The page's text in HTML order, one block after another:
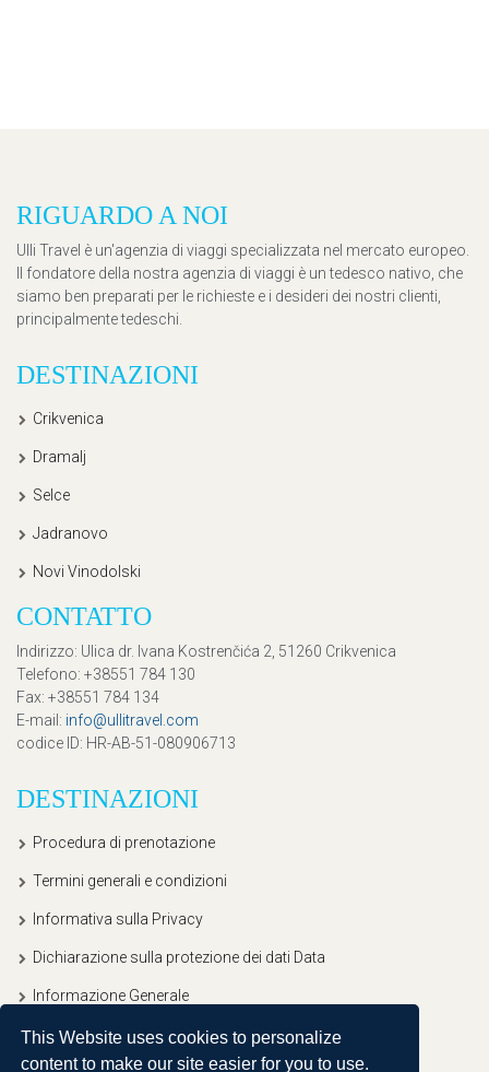
This Website uses cookies to personalize
content to make our site easier for you to use.
RIGUARDO A NOI
Ulli Travel è un'agenzia di viaggi specializzata nel mercato europeo.
Il fondatore della nostra agenzia di viaggi è un tedesco nativo, che
siamo ben preparati per le richieste e i desideri dei nostri clienti,
principalmente tedeschi.
DESTINAZIONI
Crikvenica
Dramalj
Selce
Jadranovo
Novi Vinodolski
CONTATTO
Indirizzo: Ulica dr. Ivana Kostrenčića 2, 51260 Crikvenica
Telefono: +38551 784 130
Fax: +38551 784 134
E-mail: info@ullitravel.com
codice ID: HR-AB-51-080906713
DESTINAZIONI
Procedura di prenotazione
Termini generali e condizioni
Informativa sulla Privacy
Dichiarazione sulla protezione dei dati Data
Informazione Generale